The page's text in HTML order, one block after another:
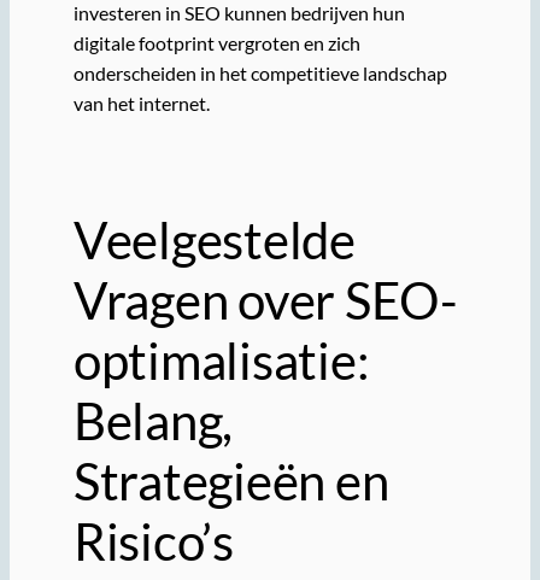
investeren in SEO kunnen bedrijven hun
digitale footprint vergroten en zich
onderscheiden in het competitieve landschap
van het internet.
Veelgestelde
Vragen over SEO-
optimalisatie:
Belang,
Strategieën en
Risico’s